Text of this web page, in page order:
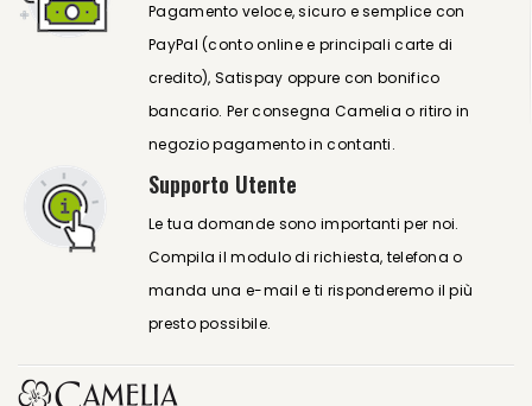
Pagamento veloce, sicuro e semplice con
PayPal (conto online e principali carte di
credito), Satispay oppure con bonifico
bancario. Per consegna Camelia o ritiro in
negozio pagamento in contanti.
Supporto Utente
Le tua domande sono importanti per noi.
Compila il modulo di richiesta, telefona o
manda una e-mail e ti risponderemo il più
presto possibile.